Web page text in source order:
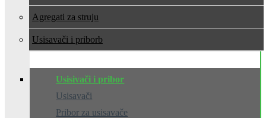
Agregati za struju
Usisavači i pribor
Usisivači i pribor
Usisavači
Pribor za usisavače